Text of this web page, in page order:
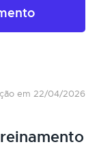
em 22/04/2026